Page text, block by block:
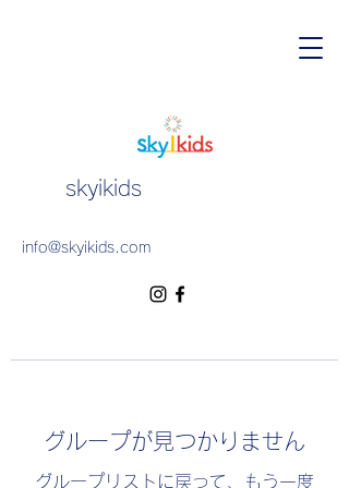
skyikids
info@skyikids.com
グループが見つかりません
グループリストに戻って、もう一度